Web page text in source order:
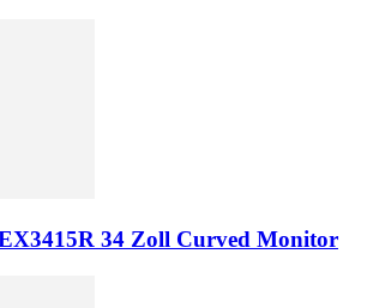
34 Zoll Curved Monitor